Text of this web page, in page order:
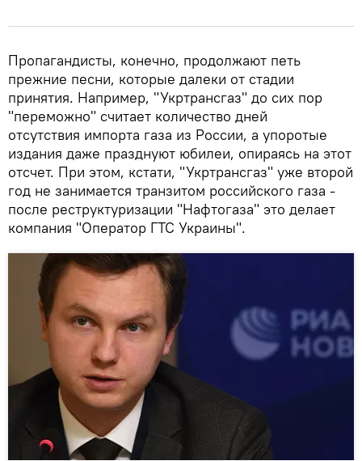
Пропагандисты, конечно, продолжают петь
прежние песни, которые далеки от стадии
принятия. Например, "Укртрансгаз" до сих пор
"переможно" считает количество дней
отсутствия импорта газа из России, а упоротые
издания даже празднуют юбилеи, опираясь на этот
отсчет. При этом, кстати, "Укртрансгаз" уже второй
год не занимается транзитом российского газа -
после реструктуризации "Нафтогаза" это делает
компания "Оператор ГТС Украины".